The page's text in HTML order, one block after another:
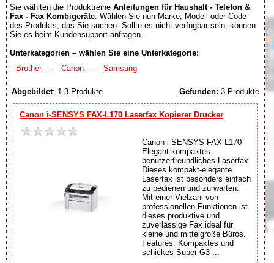
Sie wählten die Produktreihe Anleitungen für Haushalt - Telefon &
Fax - Fax Kombigeräte . Wählen Sie nun Marke, Modell oder Code
des Produkts, das Sie suchen. Sollte es nicht verfügbar sein, können
Sie es beim Kundensupport anfragen.
Unterkategorien – wählen Sie eine Unterkategorie:
Brother
- Canon - Samsung
Abgebildet: 1-3 Produkte Gefunden: 3 Produkte
Canon i-SENSYS FAX-L170 Laserfax Kopierer Drucker
Canon i-SENSYS FAX-L170
Elegant-kompaktes,
benutzerfreundliches Laserfax
Dieses kompakt-elegante
Laserfax ist besonders einfach
zu bedienen und zu warten.
Mit einer Vielzahl von
professionellen Funktionen ist
dieses produktive und
zuverlässige Fax ideal für
kleine und mittelgroße Büros.
Features: Kompaktes und
schickes Super-G3-...